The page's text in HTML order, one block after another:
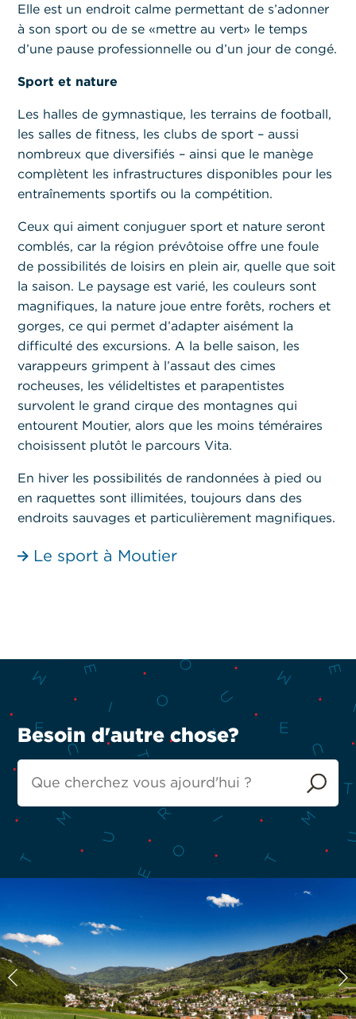
Elle est un endroit calme permettant de s’adonner
à son sport ou de se «mettre au vert» le temps
d’une pause professionnelle ou d’un jour de congé.
Sport et nature
Les halles de gymnastique, les terrains de football,
les salles de fitness, les clubs de sport – aussi
nombreux que diversifiés – ainsi que le manège
complètent les infrastructures disponibles pour les
entraînements sportifs ou la compétition.
Ceux qui aiment conjuguer sport et nature seront
comblés, car la région prévôtoise offre une foule
de possibilités de loisirs en plein air, quelle que soit
la saison. Le paysage est varié, les couleurs sont
magnifiques, la nature joue entre forêts, rochers et
gorges, ce qui permet d’adapter aisément la
difficulté des excursions. A la belle saison, les
varappeurs grimpent à l’assaut des cimes
rocheuses, les vélideltistes et parapentistes
survolent le grand cirque des montagnes qui
entourent Moutier, alors que les moins téméraires
choisissent plutôt le parcours Vita.
En hiver les possibilités de randonnées à pied ou
en raquettes sont illimitées, toujours dans des
endroits sauvages et particulièrement magnifiques.
Le sport à Moutier
Besoin d'autre chose?